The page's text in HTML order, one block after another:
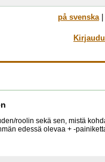
på svenska|
roolin sekä sen, mistä
edessä olevaa + -